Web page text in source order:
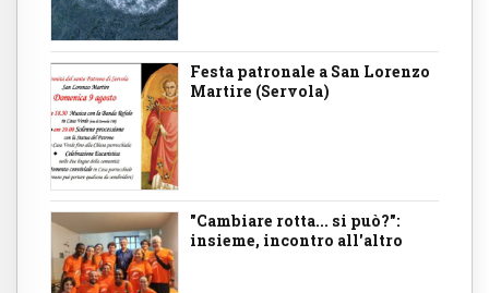
Festa patronale a San Lorenzo
Martire (Servola)
"Cambiare rotta... si può?":
insieme, incontro all'altro